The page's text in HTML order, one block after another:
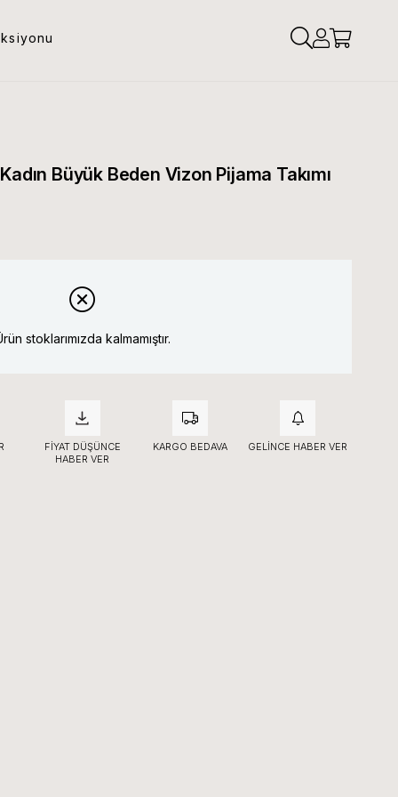
Büyük Beden Vizon Pijama Takımı
stoklarımızda kalmamıştır.
FIYAT DÜŞÜNCE
HABER VER
KARGO BEDAVA GELINCE HABER VER